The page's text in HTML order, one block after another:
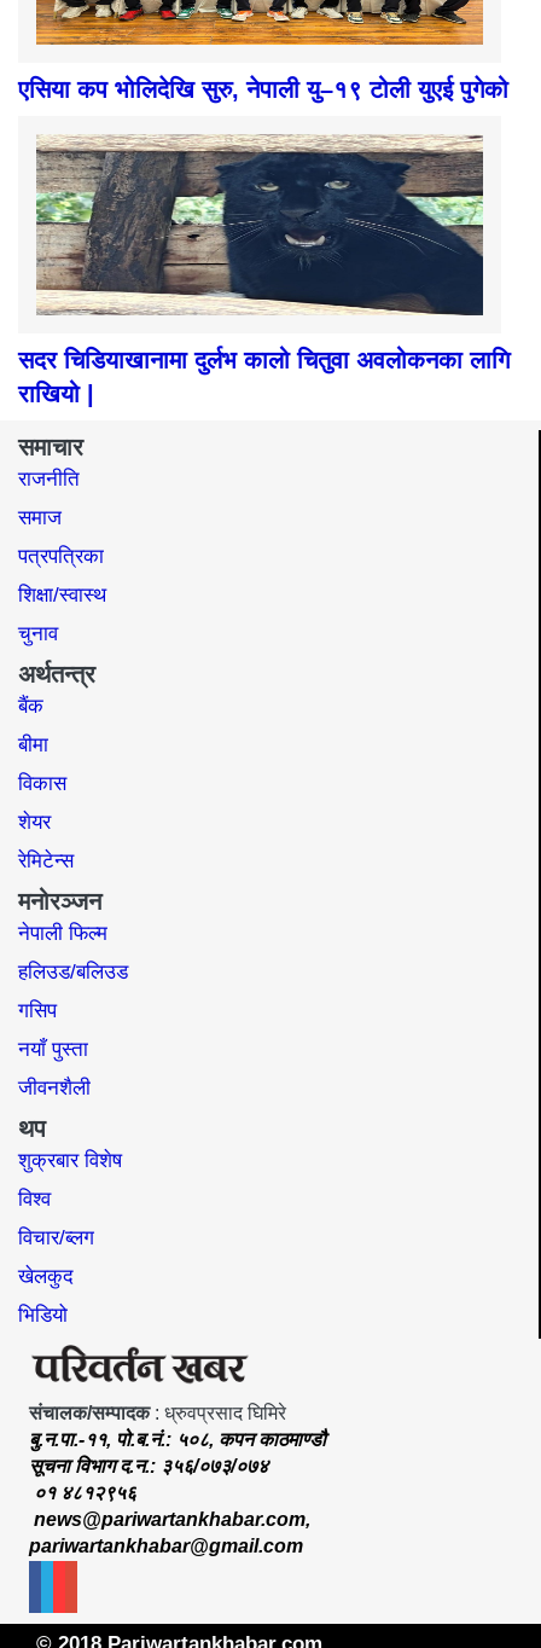
एसिया कप भोलिदेखि सुरु, नेपाली यु–१९ टोली युएई पुगेको
सदर चिडियाखानामा दुर्लभ कालो चितुवा अवलोकनका लागि
राखियो |
समाचार
राजनीति
समाज​
पत्रपत्रिका
शिक्षा/स्वास्थ
चुनाव
अर्थतन्त्र
बैंक
बीमा
विकास
शेयर
रेमिटेन्स
मनोरञ्जन
नेपाली फिल्म
हलिउड/बलिउड
गसिप
नयाँ पुस्ता
जीवनशैली
थप
शुक्रबार विशेष
विश्व
विचार/ब्लग
खेलकुद
भिडियो
संचालक/सम्पादक: ध्रुवप्रसाद घिमिरे
बु.न.पा.-११, पो.ब.नं.: ५०८, कपन काठमाण्डौ
सूचना विभाग द.न.: ३५६/०७३/०७४
०१ ४८१२९५६
news@pariwartankhabar.com,
pariwartankhabar@gmail.com